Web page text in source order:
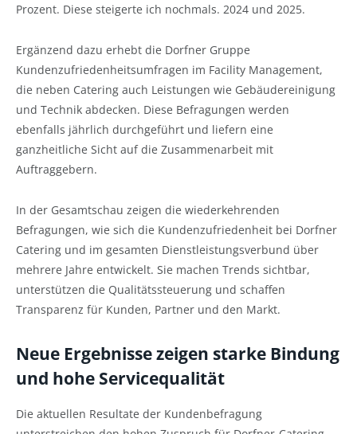
Prozent. Diese steigerte ich nochmals. 2024 und 2025.
Ergänzend dazu erhebt die Dorfner Gruppe
Kundenzufriedenheitsumfragen im Facility Management,
die neben Catering auch Leistungen wie Gebäudereinigung
und Technik abdecken. Diese Befragungen werden
ebenfalls jährlich durchgeführt und liefern eine
ganzheitliche Sicht auf die Zusammenarbeit mit
Auftraggebern.
In der Gesamtschau zeigen die wiederkehrenden
Befragungen, wie sich die Kundenzufriedenheit bei Dorfner
Catering und im gesamten Dienstleistungsverbund über
mehrere Jahre entwickelt. Sie machen Trends sichtbar,
unterstützen die Qualitätssteuerung und schaffen
Transparenz für Kunden, Partner und den Markt.
Neue Ergebnisse zeigen starke Bindung
und hohe Servicequalität
Die aktuellen Resultate der Kundenbefragung